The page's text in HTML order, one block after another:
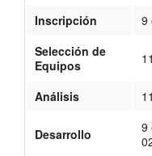
Inscripción
9
Selección de
Equipos
Análisis
Desarrollo
9